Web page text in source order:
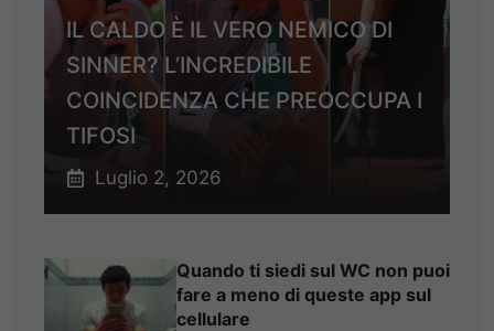
IL CALDO È IL VERO NEMICO DI
SINNER? L’INCREDIBILE
COINCIDENZA CHE PREOCCUPA I
TIFOSI
Luglio 2, 2026
Quando ti siedi sul WC non puoi
fare a meno di queste app sul
cellulare